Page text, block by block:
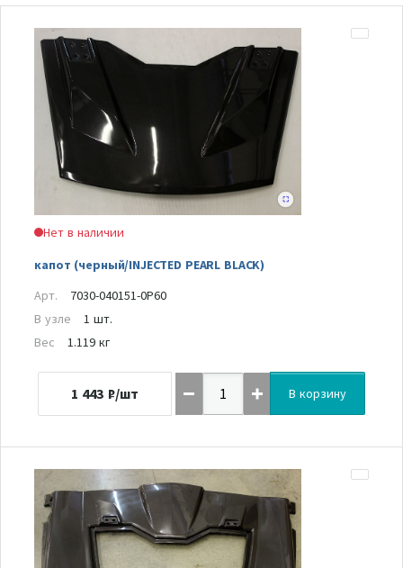
Нет в наличии
капот (черный/INJECTED PEARL BLACK)
Арт.
7030-040151-0P60
В узле
1 шт.
Вес
1.119 кг
1 443 ₽/шт В корзину